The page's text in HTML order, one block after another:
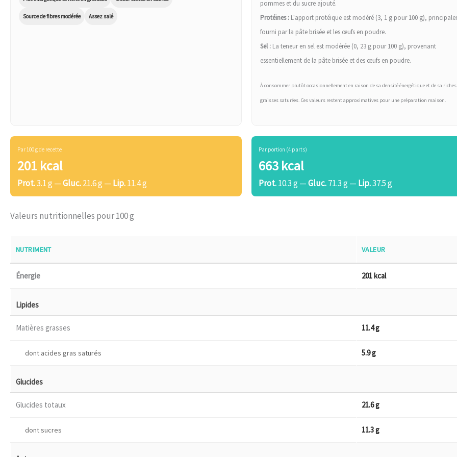
Source de fibres modérée Assez salé
pommes et du sucre ajouté.
Protéines :L'apport protéique est modéré (3, 1 g pour 100 g),
fourni par la pâte brisée et les œufs en poudre.
Sel :La teneur en sel est modérée (0, 23 g pour 100 g), provenant
essentiellement de la pâte brisée et des œufs en poudre.
À consommer plutôt occasionnellement en raison de sa densité énergétique et de sa
graisses saturées. Ces valeurs restent approximatives pour une préparation maison.
Par 100 g de recette
201 kcal
Prot.3.1 g —Gluc.21.6 g — Lip.11.4 g
Par portion (4 parts)
663 kcal
Prot.10.3 g —Gluc.71.3 g — Lip.37.5 g
Valeurs nutritionnelles pour 100 g
NUTRIMENT VALEUR
Énergie 201 kcal
Lipides
Matières grasses 11.4 g
dont acides gras saturés 5.9 g
Glucides
Glucides totaux 21.6 g
dont sucres 11.3 g